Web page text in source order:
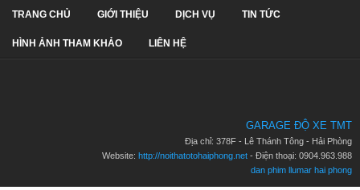
TRANG CHỦ GIỚI THIỆU DỊCH VỤ TIN TỨC
HÌNH ẢNH THAM KHẢO LIÊN HỆ
GARAGE ĐỘ XE TMT
Địa chỉ: 378F - Lê Thánh Tông - Hải Phòng
Website: http://noithatotohaiphong.net - Điện thoại: 0904.963.988
dan phim llumar hai phong